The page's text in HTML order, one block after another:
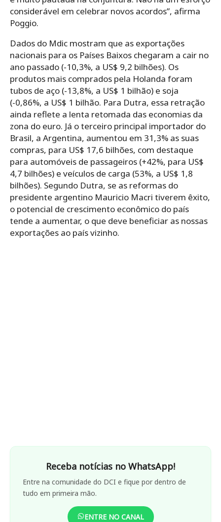
considerável em celebrar novos acordos”, afirma
Poggio.
Dados do Mdic mostram que as exportações
nacionais para os Países Baixos chegaram a cair no
ano passado (-10,3%, a US$ 9,2 bilhões). Os
produtos mais comprados pela Holanda foram
tubos de aço (-13,8%, a US$ 1 bilhão) e soja
(-0,86%, a US$ 1 bilhão. Para Dutra, essa retração
ainda reflete a lenta retomada das economias da
zona do euro. Já o terceiro principal importador do
Brasil, a Argentina, aumentou em 31,3% as suas
compras, para US$ 17,6 bilhões, com destaque
para automóveis de passageiros (+42%, para US$
4,7 bilhões) e veículos de carga (53%, a US$ 1,8
bilhões). Segundo Dutra, se as reformas do
presidente argentino Mauricio Macri tiverem êxito,
o potencial de crescimento econômico do país
tende a aumentar, o que deve beneficiar as nossas
exportações ao país vizinho.
Receba notícias no WhatsApp!
Entre na comunidade do DCI e fique por dentro de
tudo em primeira mão.
ENTRE NO CANAL